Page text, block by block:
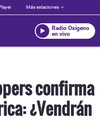
Más estaciones
Radio Oxígeno
en vivo
confirma
¿Vendrán